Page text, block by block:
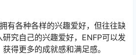
有各种各样的兴趣爱好，但往往缺
究自己的兴趣爱好，ENFP可以发
得更多的成就感和满足感。